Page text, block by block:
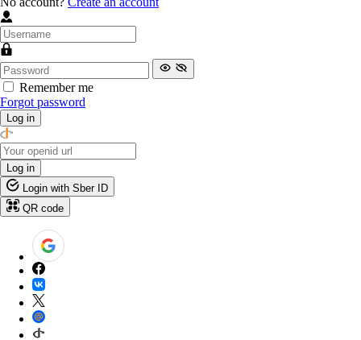
Remember me
Forgot password
Log in
Log in
Login with Sber ID
QR code